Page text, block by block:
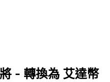
- 轉換為 艾達幣